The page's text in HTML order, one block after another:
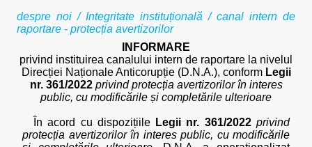
despre noi / Integritate instituțională / canal intern de
raportare - protecția avertizorilor
INFORMARE
privind instituirea canalului intern de raportare la nivelul
Direcției Naționale Anticorupție (D.N.A.), conform Legii
nr. 361/2022 privind protecția avertizorilor în interes
public, cu modificările și completările ulterioare
În acord cu dispozițiile Legii nr. 361/2022 privind
protecția avertizorilor în interes public, cu modificările